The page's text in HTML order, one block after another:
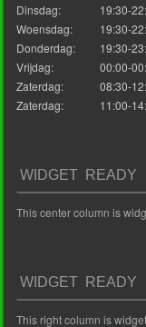
Dinsdag:
19:30-
Woensdag:
19:30-
Donderdag:
19:30-
Vrijdag:
00:00-
Zaterdag:
08:30-
Zaterdag:
11:00-
WIDGET READY
This center column is
WIDGET READY
This right column is